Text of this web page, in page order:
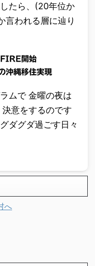
たら、(20年位か
言われる層に辿り
開始
縄移住実現
ムで 金曜の夜は
決意をするのです
ダグダ過ごす日々